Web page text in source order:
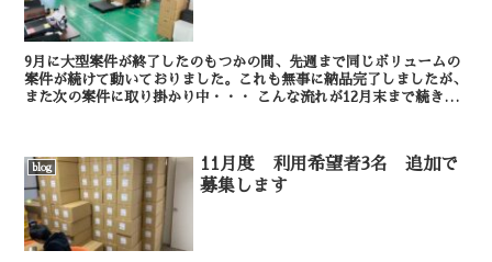
9月に大型案件が終了したのもつかの間、先週まで同じボリュームの
案件が続けて動いておりました。これも無事に納品完了しましたが、
また次の案件に取り掛かり中・・・ こんな流れが12月末まで続きそ
blog
11月度 利用希望者3名 追加で
募集します